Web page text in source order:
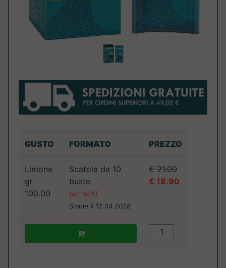
GUSTO FORMATO PREZZO
Limone
gr
100.00
Scatola da 10
buste
(sc. 10%)
Scade il 12.04.2028
€ 21.00
€ 18.90